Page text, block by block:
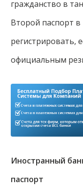
гражданство в
Второй паспорт
регистрировать,
официальным
Иностранный
паспорт